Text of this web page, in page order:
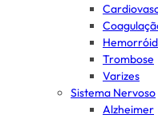
Trombose
Varizes
Sistema Nervoso
Alzheimer